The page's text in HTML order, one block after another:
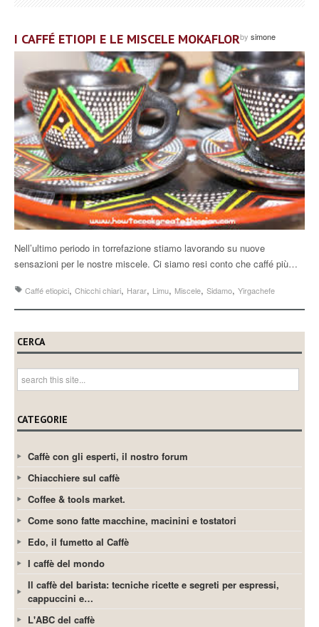
I CAFFÉ ETIOPI E LE MISCELE MOKAFLORby simone
Nell’ultimo periodo in torrefazione stiamo lavorando su nuove
sensazioni per le nostre miscele. Ci siamo resi conto che caffé più…
Caffé etiopici, Chicchi chiari, Harar, Limu, Miscele, Sidamo, Yirgachefe
CERCA
CATEGORIE
Caffè con gli esperti, il nostro forum
Chiacchiere sul caffè
Coffee & tools market.
Come sono fatte macchine, macinini e tostatori
Edo, il fumetto al Caffè
I caffè del mondo
Il caffè del barista: tecniche ricette e segreti per espressi,
cappuccini e…
L'ABC del caffè